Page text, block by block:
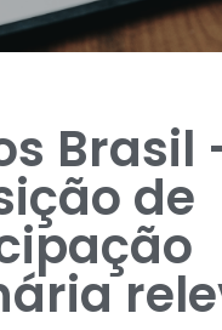
Brasil
de